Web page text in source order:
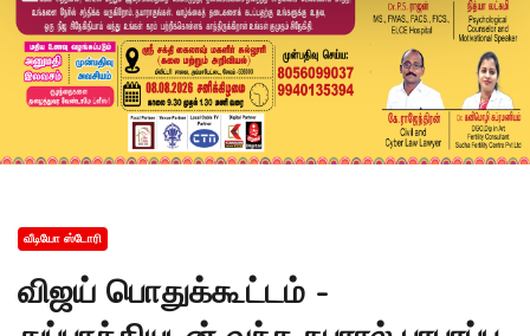
வீடியோ ஸ்டோரி
விஜய் பொதுக்கூட்டம் -